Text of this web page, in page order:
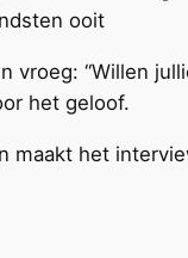
ooit
“Willen
het geloof.
maakt het